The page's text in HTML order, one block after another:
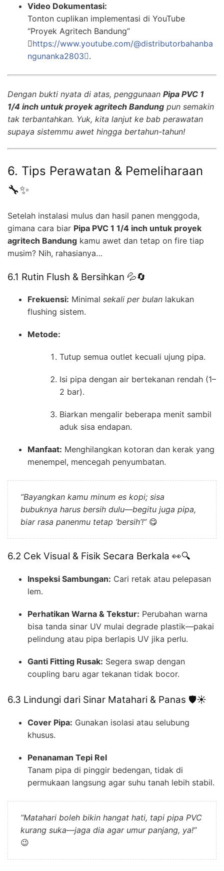
Video Dokumentasi:
Tonton cuplikan implementasi di YouTube
“Proyek Agritech Bandung”
https://www.youtube.com/@distributorbahanba
ngunanka2803.
Dengan bukti nyata di atas, penggunaan Pipa PVC 1
1/4 inch untuk proyek agritech Bandung pun semakin
tak terbantahkan. Yuk, kita lanjut ke bab perawatan
supaya sistemmu awet hingga bertahun-tahun!
6. Tips Perawatan & Pemeliharaan
🔧✨
Setelah instalasi mulus dan hasil panen menggoda,
gimana cara biar Pipa PVC 1 1/4 inch untuk proyek
agritech Bandung kamu awet dan tetap on fire tiap
musim? Nih, rahasianya…
6.1 Rutin Flush & Bersihkan 💦🔄
Frekuensi: Minimal sekali per bulan lakukan
flushing sistem.
Metode:
Tutup semua outlet kecuali ujung pipa.
Isi pipa dengan air bertekanan rendah (1–
2 bar).
Biarkan mengalir beberapa menit sambil
aduk sisa endapan.
Manfaat: Menghilangkan kotoran dan kerak yang
menempel, mencegah penyumbatan.
“Bayangkan kamu minum es kopi; sisa
bubuknya harus bersih dulu—begitu juga pipa,
biar rasa panenmu tetap ‘bersih’!”😋
6.2 Cek Visual & Fisik Secara Berkala 👀🔍
Inspeksi Sambungan: Cari retak atau pelepasan
lem.
Perhatikan Warna & Tekstur: Perubahan warna
bisa tanda sinar UV mulai degrade plastik—pakai
pelindung atau pipa berlapis UV jika perlu.
Ganti Fitting Rusak: Segera swap dengan
coupling baru agar tekanan tidak bocor.
6.3 Lindungi dari Sinar Matahari & Panas 🛡️☀️
Cover Pipa: Gunakan isolasi atau selubung
khusus.
Penanaman Tepi Rel
Tanam pipa di pinggir bedengan, tidak di
permukaan langsung agar suhu tanah lebih stabil.
“Matahari boleh bikin hangat hati, tapi pipa PVC
kurang suka—jaga dia agar umur panjang, ya!”
😉